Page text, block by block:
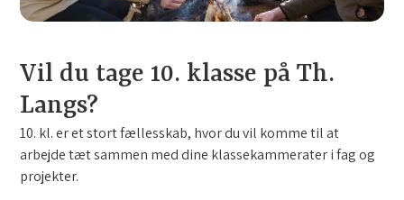
Vil du tage 10. klasse på Th.
Langs?
10. kl. er et stort fællesskab, hvor du vil komme til at
arbejde tæt sammen med dine klassekammerater i fag og
projekter.